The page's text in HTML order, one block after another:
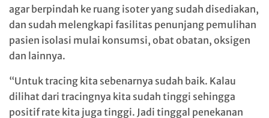
agar berpindah ke ruang isoter yang sudah disediakan,
dan sudah melengkapi fasilitas penunjang pemulihan
pasien isolasi mulai konsumsi, obat obatan, oksigen
dan lainnya.
“Untuk tracing kita sebenarnya sudah baik. Kalau
dilihat dari tracingnya kita sudah tinggi sehingga
positif rate kita juga tinggi. Jadi tinggal penekanan